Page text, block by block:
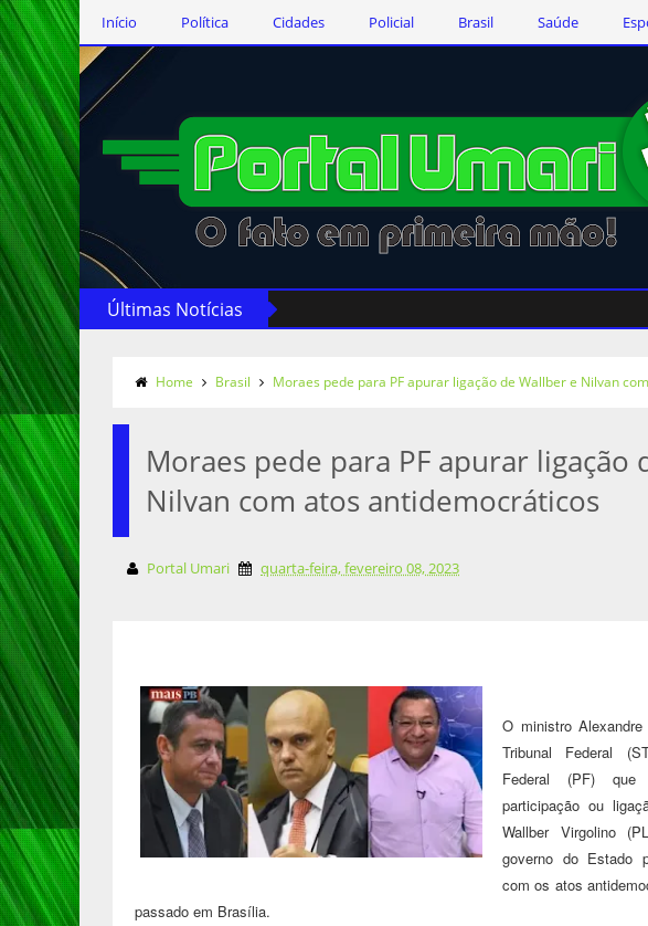
Início Política Cidades Policial Brasil Saúde
Últimas Notícias
Home Brasil Moraes pede para PF apurar ligação de Wallber e Nilvan
Moraes pede para PF apurar ligação
Nilvan com atos antidemocráticos
Portal Umari quarta-feira, fevereiro 08, 2023
O ministro
Tribunal Federal
Federal (PF)
participação ou
Wallber Virgolino
governo do Estado
com os atos
passado em Brasília.